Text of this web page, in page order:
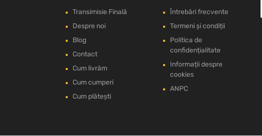
Transimisie Finală
Despre noi
Blog
Contact
Cum livrăm
Cum cumperi
Cum plătești
Întrebări frecvente
Termeni și condiții
Politica de
confidențialitate
Informații despre
cookies
ANPC